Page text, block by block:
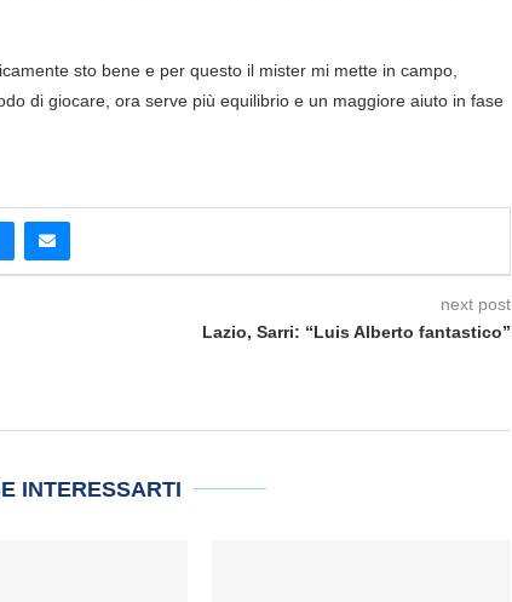
sto bene e per questo il mister mi mette in campo,
di giocare, ora serve più equilibrio e un maggiore aiuto in fase
next post
Lazio, Sarri: “Luis Alberto fantastico”
INTERESSARTI